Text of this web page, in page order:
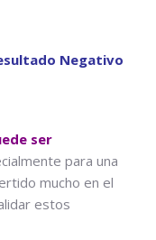
Negativo
ser
para una
mucho en el
estos